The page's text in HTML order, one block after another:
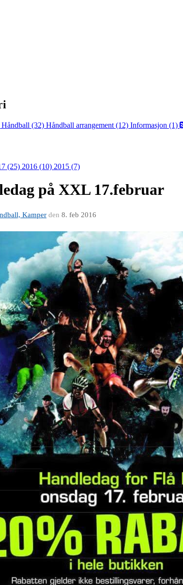
Håndball (32) Håndball arrangement (12) Informasjon (1)
(25) 2016 (10) 2015 (7)
på XXL 17.februar
Kamper den 8. feb 2016